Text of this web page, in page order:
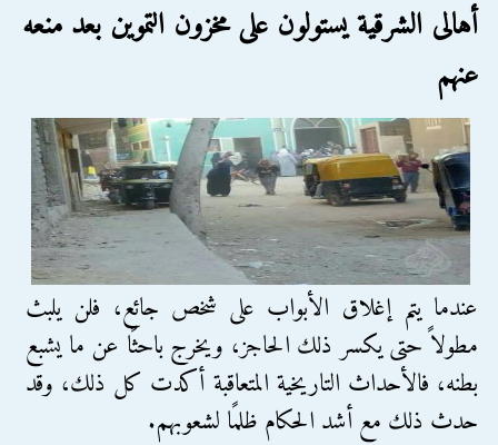
أهالى الشرقية يستولون على مخزون التموين بعد منعه
عنهم
عندما يتم إغلاق الأبواب على شخص جائع، فلن يلبث
مطولاً حتى يكسر ذلك الحاجز، ويخرج باحثًا عن ما يشبع
بطنه، فالأحداث التاريخية المتعاقبة أكدت كل ذلك، وقد
حدث ذلك مع أشد الحكام ظلمًا لشعوبهم.